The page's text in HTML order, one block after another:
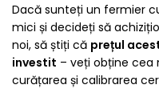
Dacă sunteți un fermier
mici și decideți să
noi, să știți că prețul
investit – veți obține cea
curățarea și calibrarea